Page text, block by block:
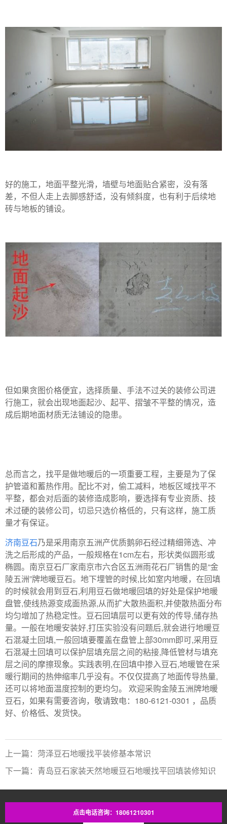
好的施工，地面平整光滑，墙壁与地面贴合紧密，没有落
差，不但人走上去脚感舒适，没有倾斜度，也有利于后续地
砖与地板的铺设。
但如果贪图价格便宜，选择质量、手法不过关的装修公司进
行施工，就会出现地面起沙、起平、摺皱不平整的情况，造
成后期地面材质无法铺设的隐患。
总而言之，找平是做地暖后的一项重要工程，主要是为了保
护管道和蓄热作用。配比不对，偷工减料，地板区域找平不
平整，都会对后面的装修造成影响，要选择有专业资质、技
术过硬的装修公司，切忌只选价格低的，只有这样，施工质
量才有保证。
济南豆石乃是采用南京五洲产优质鹅卵石经过精细筛选、冲
洗之后形成的产品，一般规格在1cm左右，形状类似圆形或
椭圆。南京豆石厂家南京市六合区五洲雨花石厂销售的是“金
陵五洲”牌地暖豆石。地下埋管的时候,比如室内地暖，在回填
的时候就会用到豆石,利用豆石做地暖回填的好处是保护地暖
盘管,使线热源变成面热源,从而扩大散热面积,并使散热面分布
均匀增加了热稳定性。豆石回填层可以更有效的传导,储存热
量。一般在地暖安装好,打压实验没有问题后,就会进行地暖豆
石混凝土回填,一般回填要覆盖在盘管上部30mm即可,采用豆
石混凝土回填可以保护层填充层之间的粘接,降低管材与填充
层之间的摩擦现象。实践表明,在回填中掺入豆石,地暖管在采
暖行期间的热伸缩率几乎没有。不仅仅提高了地面传导热量,
还可以将地面温度控制的更均匀。 欢迎采购金陵五洲牌地暖
豆石，如果有需要咨询，敬请致电：180-6121-0301 ，品质
好、价格低、发货快。
上一篇：菏泽豆石地暖找平装修基本常识
下一篇：青岛豆石家装天然地暖豆石地暖找平回填装修知识
点击电话咨询：18061210301